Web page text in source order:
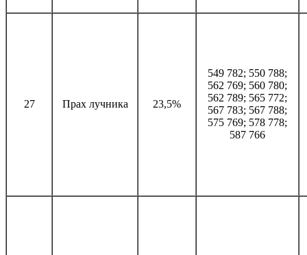
27 Прах лучника 23,5%
549 782; 550 788;
562 769; 560 780;
562 789; 565 772;
567 783; 567 788;
575 769; 578 778;
587 766